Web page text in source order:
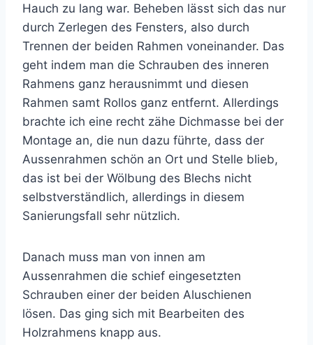
Hauch zu lang war. Beheben lässt sich das nur
durch Zerlegen des Fensters, also durch
Trennen der beiden Rahmen voneinander. Das
geht indem man die Schrauben des inneren
Rahmens ganz herausnimmt und diesen
Rahmen samt Rollos ganz entfernt. Allerdings
brachte ich eine recht zähe Dichmasse bei der
Montage an, die nun dazu führte, dass der
Aussenrahmen schön an Ort und Stelle blieb,
das ist bei der Wölbung des Blechs nicht
selbstverständlich, allerdings in diesem
Sanierungsfall sehr nützlich.
Danach muss man von innen am
Aussenrahmen die schief eingesetzten
Schrauben einer der beiden Aluschienen
lösen. Das ging sich mit Bearbeiten des
Holzrahmens knapp aus.